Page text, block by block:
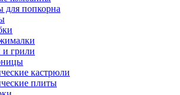
попкорна
и грили
кастрюли
плиты